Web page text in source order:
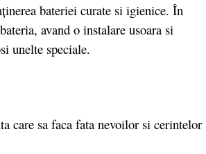
bateriei curate si igienice. În
avand o instalare usoara si
unelte speciale.
care sa faca fata nevoilor si cerintelor